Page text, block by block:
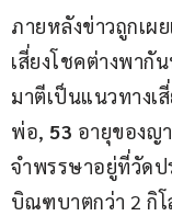
ภายหลังข่าวถูกเ
เสี่ยงโชคต่างพากั
มาตีเป็นแนวทางเ
พ่อ, 53 อายุของญ
จำพรรษาอยู่ที่วัด
บิณฑบาตกว่า 2 กิโ